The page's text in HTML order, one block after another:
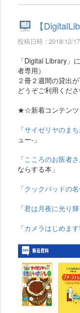
【
投稿日時 : 2018/12/17
「Digital Library」
者専用）
２冊２週間の貸出が
どうぞご利用くださ
★☆新着コンテン
「サイゼリヤのま
ュー-」
「こころのお医者
ならする本」
「クックパッドの
「君は月夜に光り輝
「カメラはじめます!